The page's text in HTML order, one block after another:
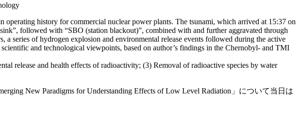
history for commercial nuclear power plants. The tsunami, which arrived at 15:37 on
followed with “SBO (station blackout)”, combined with and further aggravated through
series of hydrogen explosion and environmental release events followed during the active
and technological viewpoints, based on author’s findings in the Chernobyl- and TMI
release and health effects of radioactivity; (3) Removal of radioactive species by water
New Paradigms for Understanding Effects of Low Level Radiation」について当日は